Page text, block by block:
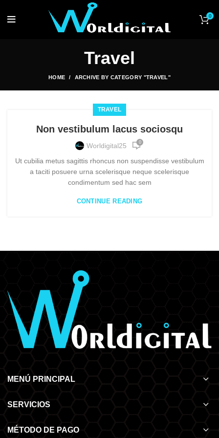
0
Travel
HOME ARCHIVE BY CATEGORY "TRAVEL"
TRAVEL
Non vestibulum lacus sociosqu
Worldigital25 0
Ut cubilia metus sagittis rhoncus non suspendisse vestibulum
a taciti posuere urna scelerisque neque scelerisque
condimentum sed hac sem
CONTINUE READING
MENÚ PRINCIPAL
SERVICIOS
MÉTODO DE PAGO